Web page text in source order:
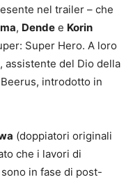
nel trailer – che
, Dende e Korin
Super Hero. A loro
assistente del Dio della
introdotto in
(doppiatori originali
che i lavori di
in fase di post-